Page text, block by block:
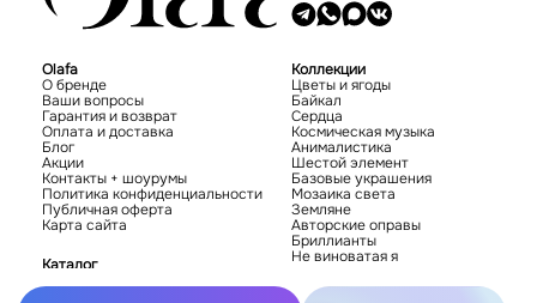
Olafa
О бренде
Ваши вопросы
Гарантия и возврат
Оплата и доставка
Блог
Акции
Контакты + шоурумы
Политика конфиденциальности
Публичная оферта
Карта сайта
Каталог
Коллекции
Цветы и ягоды
Байкал
Сердца
Космическая музыка
Анималистика
Шестой элемент
Базовые украшения
Мозаика света
Земляне
Авторские оправы
Бриллианты
Не виноватая я